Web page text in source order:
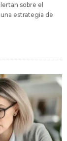
sobre el
estrategia de